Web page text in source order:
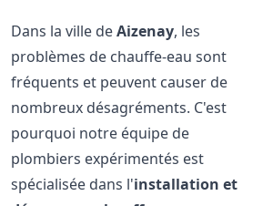
Dans la ville deAizenay, les
problèmes de chauffe-eau sont
fréquents et peuvent causer de
nombreux désagréments. C'est
pourquoi notre équipe de
plombiers expérimentés est
spécialisée dans l'installation et